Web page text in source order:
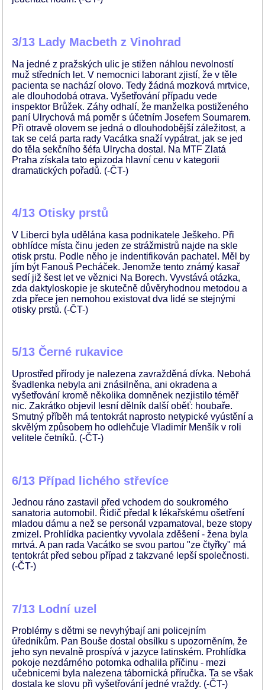
3/13 Lady Macbeth z Vinohrad
Na jedné z pražských ulic je stižen náhlou nevolností
muž středních let. V nemocnici laborant zjistí, že v těle
pacienta se nachází olovo. Tedy žádná mozková mrtvice,
ale dlouhodobá otrava. Vyšetřování případu vede
inspektor Brůžek. Záhy odhalí, že manželka postiženého
paní Ulrychová má poměr s účetním Josefem Soumarem.
Při otravě olovem se jedná o dlouhodobější záležitost, a
tak se celá parta rady Vacátka snaží vypátrat, jak se jed
do těla sekčního šéfa Ulrycha dostal. Na MTF Zlatá
Praha získala tato epizoda hlavní cenu v kategorii
dramatických pořadů. (-ČT-)
4/13 Otisky prstů
V Liberci byla udělána kasa podnikatele Ješkeho. Při
obhlídce místa činu jeden ze strážmistrů najde na skle
otisk prstu. Podle něho je indentifikován pachatel. Měl by
jím být Fanouš Pecháček. Jenomže tento známý kasař
sedí již šest let ve věznici Na Borech. Vyvstává otázka,
zda daktyloskopie je skutečně důvěryhodnou metodou a
zda přece jen nemohou existovat dva lidé se stejnými
otisky prstů. (-ČT-)
5/13 Černé rukavice
Uprostřed přírody je nalezena zavražděná dívka. Nebohá
švadlenka nebyla ani znásilněna, ani okradena a
vyšetřování kromě několika domněnek nezjistilo téměř
nic. Zakrátko objevil lesní dělník další oběť: houbaře.
Smutný příběh má tentokrát naprosto netypické vyústění a
skvělým způsobem ho odlehčuje Vladimír Menšík v roli
velitele četníků. (-ČT-)
6/13 Případ lichého střevíce
Jednou ráno zastavil před vchodem do soukromého
sanatoria automobil. Řidič předal k lékařskému ošetření
mladou dámu a než se personál vzpamatoval, beze stopy
zmizel. Prohlídka pacientky vyvolala zděšení - žena byla
mrtvá. A pan rada Vacátko se svou partou "ze čtyřky" má
tentokrát před sebou případ z takzvané lepší společnosti.
(-ČT-)
7/13 Lodní uzel
Problémy s dětmi se nevyhýbají ani policejním
úředníkům. Pan Bouše dostal obsílku s upozorněním, že
jeho syn nevalně prospívá v jazyce latinském. Prohlídka
pokoje nezdárného potomka odhalila příčinu - mezi
učebnicemi byla nalezena tábornická příručka. Ta se však
dostala ke slovu při vyšetřování jedné vraždy. (-ČT-)